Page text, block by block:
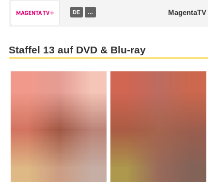
DE … MagentaTV
Staffel 13 auf DVD & Blu-ray